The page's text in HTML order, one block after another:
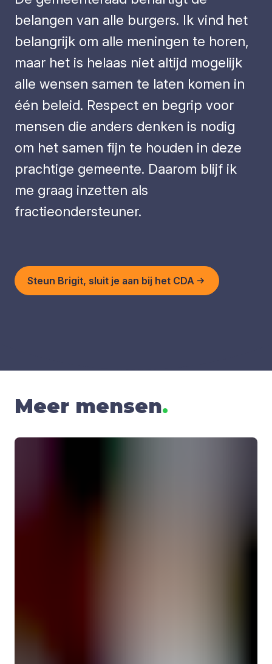
belangen van alle burgers. Ik vind het
belangrijk om alle meningen te horen,
maar het is helaas niet altijd mogelijk
alle wensen samen te laten komen in
één beleid. Respect en begrip voor
mensen die anders denken is nodig
om het samen fijn te houden in deze
prachtige gemeente. Daarom blijf ik
me graag inzetten als
fractieondersteuner.
Steun Brigit, sluit je aan bij het CDA
Meer mensen.